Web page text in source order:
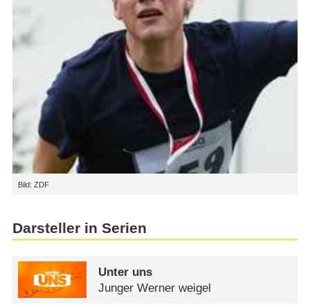
Bild: ZDF
Darsteller in Serien
Unter uns
Junger Werner weigel